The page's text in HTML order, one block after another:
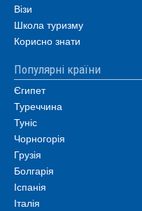
Візи
Школа туризму
Корисно знати
Популярні країни
Єгипет
Туреччина
Туніс
Чорногорія
Грузія
Болгарія
Іспанія
Італія